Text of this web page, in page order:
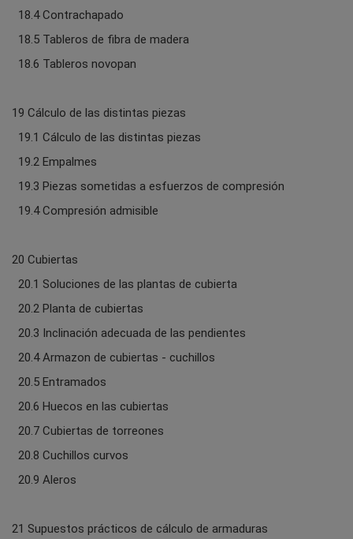
18.4 Contrachapado
18.5 Tableros de fibra de madera
18.6 Tableros novopan
19 Cálculo de las distintas piezas
19.1 Cálculo de las distintas piezas
19.2 Empalmes
19.3 Piezas sometidas a esfuerzos de compresión
19.4 Compresión admisible
20 Cubiertas
20.1 Soluciones de las plantas de cubierta
20.2 Planta de cubiertas
20.3 Inclinación adecuada de las pendientes
20.4 Armazon de cubiertas - cuchillos
20.5 Entramados
20.6 Huecos en las cubiertas
20.7 Cubiertas de torreones
20.8 Cuchillos curvos
20.9 Aleros
21 Supuestos prácticos de cálculo de armaduras